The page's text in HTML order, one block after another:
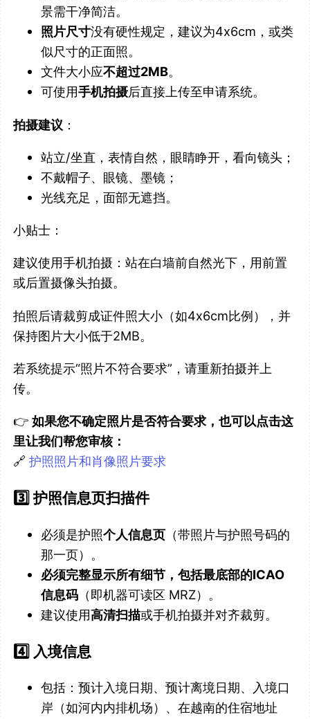
景需干净简洁。
照片尺寸没有硬性规定，建议为4x6cm，或类
似尺寸的正面照。
文件大小应不超过2MB。
可使用手机拍摄后直接上传至申请系统。
拍摄建议 ：
站立/坐直，表情自然，眼睛睁开，看向镜头；
不戴帽子、眼镜、墨镜；
光线充足，面部无遮挡。
小贴士：
建议使用手机拍摄：站在白墙前自然光下，用前置
或后置摄像头拍摄。
拍照后请裁剪成证件照大小（如4x6cm比例），并
保持图片大小低于2MB。
若系统提示“照片不符合要求”，请重新拍摄并上
传。
👉如果您不确定照片是否符合要求，也可以点击这
里让我们帮您审核：
🔗护照照片和肖像照片要求
3️⃣ 护照信息页扫描件
必须是护照个人信息页 （带照片与护照号码的
那一页）。
必须完整显示所有细节，包括最底部的ICAO
信息码 （即机器可读区 MRZ）。
建议使用高清扫描或手机拍摄并对齐裁剪。
4️⃣ 入境信息
包括：预计入境日期、预计离境日期、入境口
岸（如河内内排机场）、在越南的住宿地址